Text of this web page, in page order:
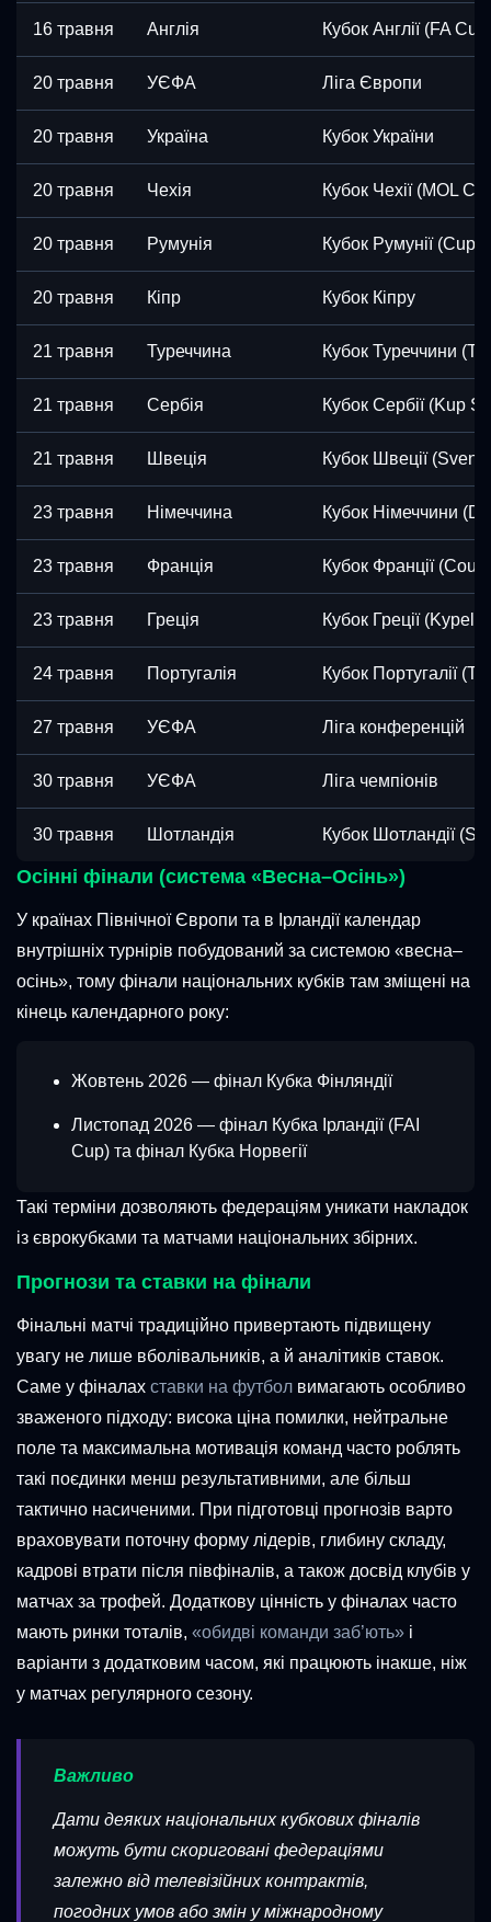
16 травня Англія Кубок Англії (FA
20 травня УЄФА Ліга Європи
20 травня Україна Кубок України
20 травня Чехія Кубок Чехії (MOL
20 травня Румунія Кубок Румунії
20 травня Кіпр Кубок Кіпру
21 травня Туреччина Кубок Туреччини
21 травня Сербія Кубок Сербії (Kup
21 травня Швеція Кубок Швеції
23 травня Німеччина Кубок Німеччини
23 травня Франція Кубок Франції
23 травня Греція Кубок Греції
24 травня Португалія Кубок Португалії
27 травня УЄФА Ліга конференцій
30 травня УЄФА Ліга чемпіонів
30 травня Шотландія Кубок Шотландії
Осінні фінали (система «Весна–Осінь»)
У країнах Північної Європи та в Ірландії календар
внутрішніх турнірів побудований за системою «весна–
осінь», тому фінали національних кубків там зміщені на
кінець календарного року:
Жовтень 2026 — фінал Кубка Фінляндії
Листопад 2026 — фінал Кубка Ірландії (FAI
Cup) та фінал Кубка Норвегії
Такі терміни дозволяють федераціям уникати накладок
із єврокубками та матчами національних збірних.
Прогнози та ставки на фінали
Фінальні матчі традиційно привертають підвищену
увагу не лише вболівальників, а й аналітиків ставок.
Саме у фіналах ставки на футбол вимагають особливо
зваженого підходу: висока ціна помилки, нейтральне
поле та максимальна мотивація команд часто роблять
такі поєдинки менш результативними, але більш
тактично насиченими. При підготовці прогнозів варто
враховувати поточну форму лідерів, глибину складу,
кадрові втрати після півфіналів, а також досвід клубів у
матчах за трофей. Додаткову цінність у фіналах часто
мають ринки тоталів, «обидві команди заб’ють» і
варіанти з додатковим часом, які працюють інакше, ніж
у матчах регулярного сезону.
Важливо
Дати деяких національних кубкових фіналів
можуть бути скориговані федераціями
залежно від телевізійних контрактів,
погодних умов або змін у міжнародному